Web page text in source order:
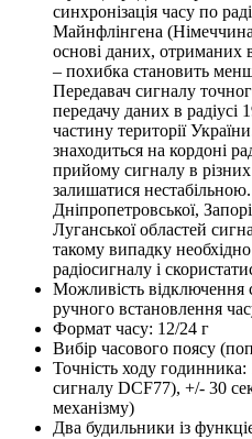
синхронізація часу по
Майнфлінгена
основі даних, отриманих
– похибка становить
Передавач сигналу
передачу даних в
частину території
знаходиться на кордоні
прийому сигналу в різних
залишатися
Дніпропетровської,
Луганської областей
такому випадку
радіосигналу і
Можливість відключення
ручного встановлення
Формат часу: 12/24 г
Вибір часового поясу
Точність ходу
сигналу DCF77), +/- 30
механізму)
Два будильники із